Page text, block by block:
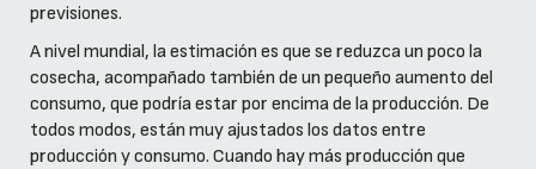
previsiones.
A nivel mundial, la estimación es que se reduzca un poco la
cosecha, acompañado también de un pequeño aumento del
consumo, que podría estar por encima de la producción. De
todos modos, están muy ajustados los datos entre
producción y consumo. Cuando hay más producción que